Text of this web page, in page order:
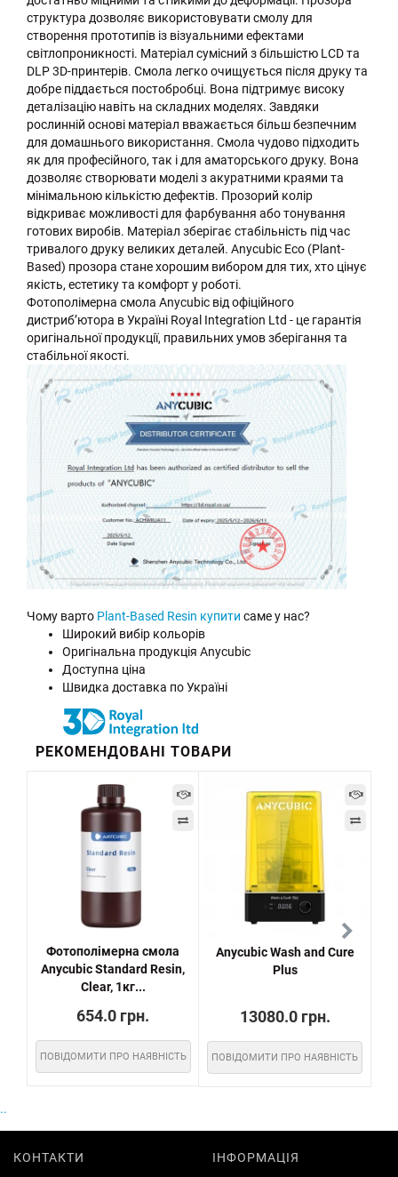
структура дозволяє використовувати смолу для
створення прототипів із візуальними ефектами
світлопроникності. Матеріал сумісний з більшістю LCD та
DLP 3D-принтерів. Смола легко очищується після друку та
добре піддається постобробці. Вона підтримує високу
деталізацію навіть на складних моделях. Завдяки
рослинній основі матеріал вважається більш безпечним
для домашнього використання. Смола чудово підходить
як для професійного, так і для аматорського друку. Вона
дозволяє створювати моделі з акуратними краями та
мінімальною кількістю дефектів. Прозорий колір
відкриває можливості для фарбування або тонування
готових виробів. Матеріал зберігає стабільність під час
тривалого друку великих деталей. Anycubic Eco (Plant-
Based) прозора стане хорошим вибором для тих, хто цінує
якість, естетику та комфорт у роботі.
Фотополімерна смола Anycubic від офіційного
дистриб’ютора в Україні Royal Integration Ltd - це гарантія
оригінальної продукції, правильних умов зберігання та
стабільної якості.
Чому варто Plant-Based Resin купити саме у нас?
Широкий вибір кольорів
Оригінальна продукція Anycubic
Доступна ціна
Швидка доставка по Україні
РЕКОМЕНДОВАНІ ТОВАРИ
Фотополімерна смола
Anycubic Standard Resin,
Clear, 1кг...
654.0 грн.
ПОВІДОМИТИ ПРО НАЯВНІСТЬ
Anycubic Wash and Cure
Plus
13080.0 грн.
ПОВІДОМИТИ ПРО НАЯВНІСТЬ
..
КОНТАКТИ
ІНФОРМАЦІЯ